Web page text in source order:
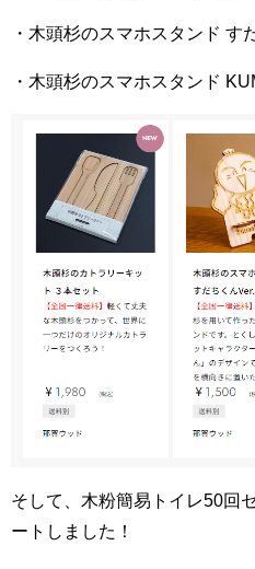
・木頭杉のスマホスタンド す
・木頭杉のスマホスタンド
そして、木粉簡易トイレ50回
ートしました！